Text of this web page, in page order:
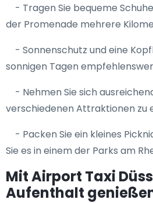
- Tragen Sie bequeme
der Promenade mehrere
- Sonnenschutz und eine
sonnigen Tagen
- Nehmen Sie sich
verschiedenen Attraktionen zu
- Packen Sie ein kleines
Sie es in einem der Parks am
Mit Airport Taxi
Aufenthalt